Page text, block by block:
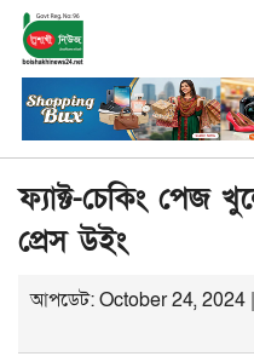
শিরোনাম
১৭ গুণ, লাইসেন্সের
ফ্যাক্ট-চেকিং পেজ
প্রেস উইং
আপডেট: October 24, 2024 |